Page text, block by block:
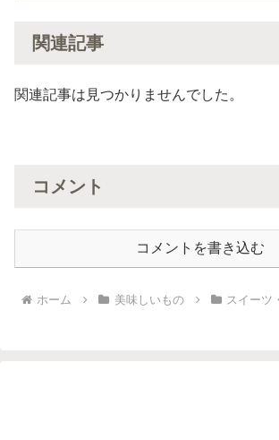
関連記事
関連記事は見つかりませんでした。
コメント
コメントを書き込む
ホーム 美味しいもの スイーツ